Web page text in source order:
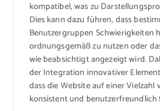
kompatibel, was zu
Dies kann dazu führen, dass
Benutzergruppen Schwierigkeiten
ordnungsgemäß zu nutzen oder
wie beabsichtigt angezeigt wird.
der Integration innovativer
dass die Website auf einer
konsistent und